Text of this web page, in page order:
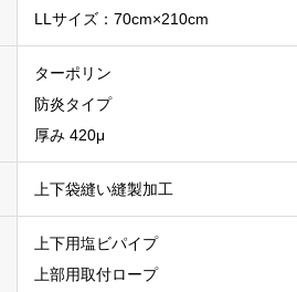
LLサイズ：70cm×210cm
ターポリン
防炎タイプ
厚み 420μ
上下袋縫い縫製加工
上下用塩ビパイプ
上部用取付ロープ